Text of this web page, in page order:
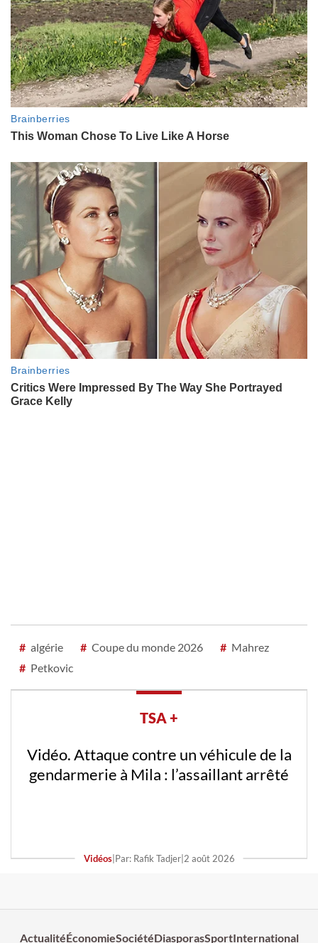
# algérie # Coupe du monde 2026 # Mahrez
# Petkovic
TSA +
Vidéo. Attaque contre un véhicule de la
gendarmerie à Mila : l’assaillant arrêté
Vidéos| Par: Rafik Tadjer| 2 août 2026
ActualitéÉconomieSociétéDiasporasSportInternational